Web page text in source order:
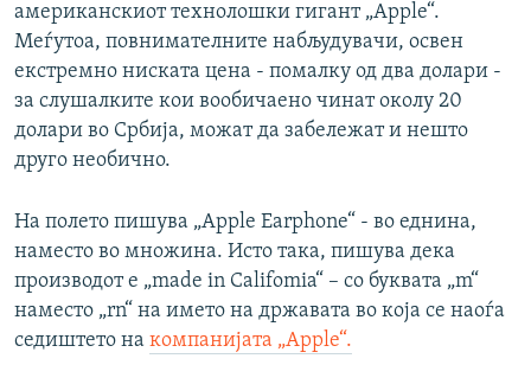
американскиот технолошки гигант „Apple“.
Меѓутоа, повнимателните набљудувачи, освен
екстремно ниската цена - помалку од два долари -
за слушалките кои вообичаено чинат околу 20
долари во Србија, можат да забележат и нешто
друго необично.
На полето пишува „Apple Earphone“ - во еднина,
наместо во множина. Исто така, пишува дека
производот е „made in Califomia“ – со буквата „m“
наместо „rn“ на името на државата во која се наоѓа
седиштето на компанијата „Apple“.